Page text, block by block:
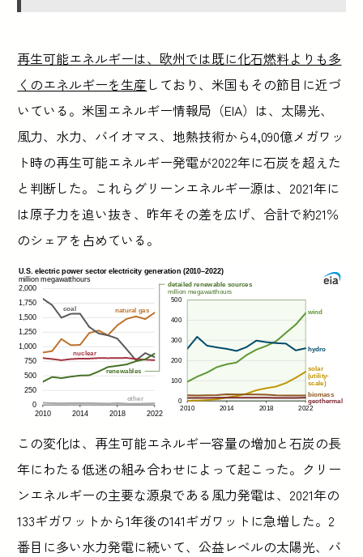
再生可能エネルギーは、欧州では既に化石燃料よりも多
くのエネルギーを生産 しており、米国もその節目に近づ
いている。米国エネルギー情報局（EIA）は、太陽光、
風力、水力、バイオマス、地熱技術から4,090億メガワッ
ト時の再生可能エネルギー発電が2022年に石炭を超えた
と判断した。これらグリーンエネルギー源は、2021年に
は原子力を追い抜き、昨年その差を広げ、合計で約21％
のシェアを占めている。
この変化は、再生可能エネルギー容量の増加と石炭の長
年にわたる低迷の組み合わせによって起こった。クリー
ンエネルギーの主要な源泉である風力発電は、2021年の
133ギガワットから1年後の141ギガワットに急増した。2
番目に多い水力発電に続いて、公益レベルの太陽光、バ